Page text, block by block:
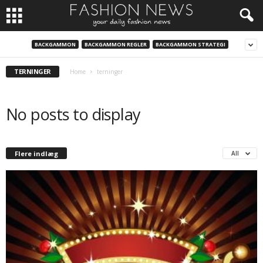
BACKGAMMON BACKGAMMON REGLER BACKGAMMON STRATEGI
TERNINGER Home terninger
No posts to display
Flere indlæg All